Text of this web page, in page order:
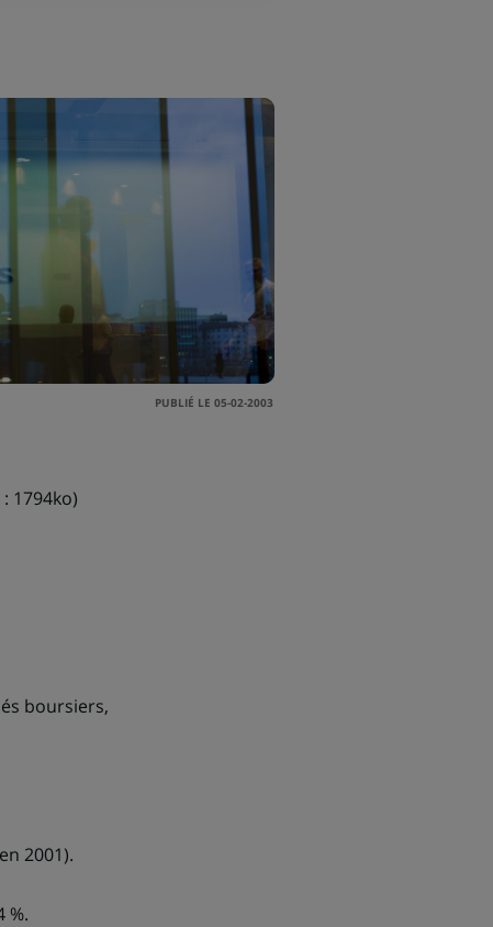
PUBLIÉ LE 05-02-2003
1794ko)
boursiers,
2001).
%.